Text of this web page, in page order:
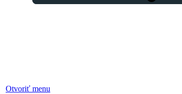
Otvoriť menu